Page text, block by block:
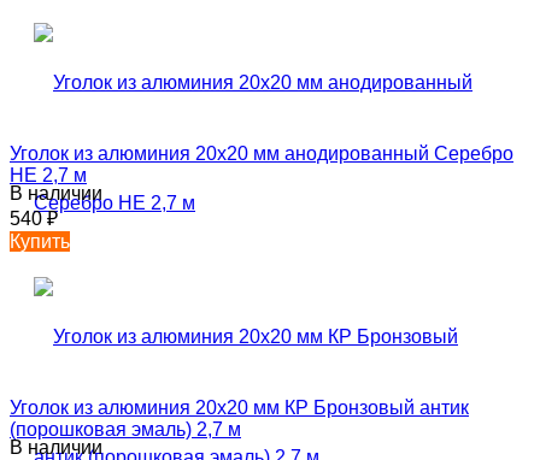
Уголок из алюминия 20х20 мм анодированный Серебро
НЕ 2,7 м
В наличии
540₽
Купить
Уголок из алюминия 20х20 мм КР Бронзовый антик
(порошковая эмаль) 2,7 м
В наличии